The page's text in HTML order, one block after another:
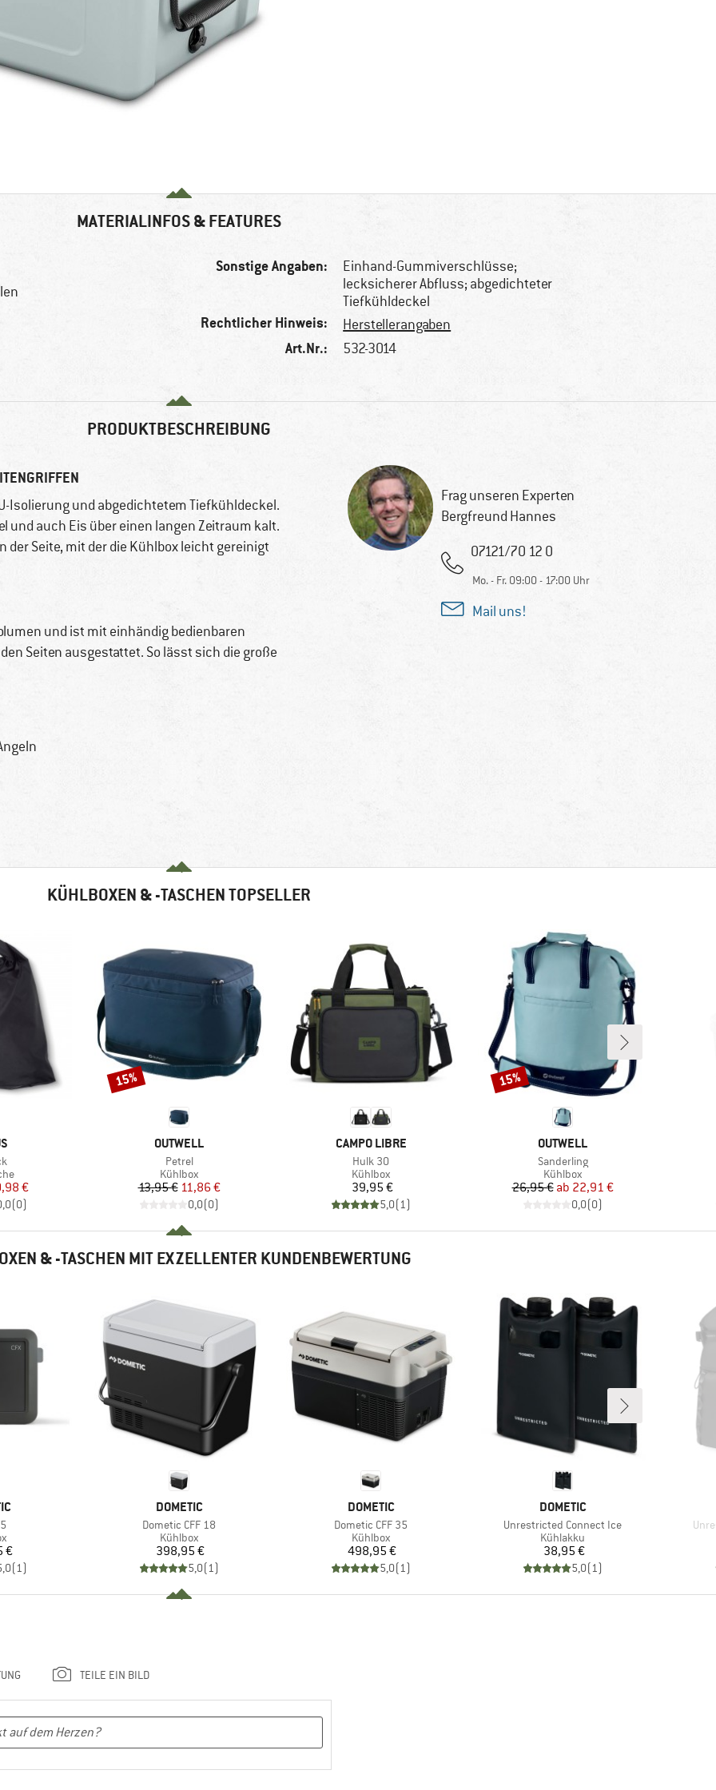
MATERIALINFOS & FEATURES
Sonstige Angaben:
Einhand-Gummiverschlüsse;
lecksicherer Abfluss; abgedichteter
Tiefkühldeckel
Rechtlicher Hinweis: Herstellerangaben
Art.Nr.: 532-3014
PRODUKTBESCHREIBUNG
Isolierung und abgedichtetem Tiefkühldeckel.
und auch Eis über einen langen Zeitraum kalt.
Seite, mit der die Kühlbox leicht gereinigt
und ist mit einhändig bedienbaren
Seiten ausgestattet. So lässt sich die große
Frag unseren Experten
Bergfreund Hannes
07121/70 12 0
Mo. - Fr. 09:00 - 17:00 Uhr
Mail uns!
KÜHLBOXEN & -TASCHEN TOPSELLER
Preis
€
(0)
MARKE
OUTWELL
Artikel
Petrel
Produktgruppe
Kühlbox
Preis
13,95 €reduzierter Preis
11,86 €
0,0(0)
Rabatt
15%
MARKE
CAMPO LIBRE
Artikel
Hulk 30
Produktgruppe
Kühlbox
Preis
39,95 €
5,0(1)
MARKE
OUTWELL
Artikel
Sanderling
Produktgruppe
Kühlbox
Preis
26,95 € reduzierter Preis
ab 22,91 €
0,0(0)
Rabatt
15%
& -TASCHEN MIT EXZELLENTER KUNDENBEWERTUNG
€
(1)
MARKE
DOMETIC
Artikel
Dometic CFF 18
Produktgruppe
Kühlbox
Preis
398,95 €
5,0(1)
MARKE
DOMETIC
Artikel
Dometic CFF 35
Produktgruppe
Kühlbox
Preis
498,95 €
5,0(1)
MARKE
DOMETIC
Artikel
Unrestricted Connect Ice
Produktgruppe
Kühlakku
Preis
38,95 €
5,0(1)
TEILE EIN BILD